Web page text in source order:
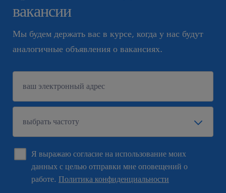
вакансии
Мы будем держать вас в курсе, когда у нас будут
аналогичные объявления о вакансиях.
Я выражаю согласие на использование моих
данных с целью отправки мне оповещений о
работе. Политика конфиденциальности